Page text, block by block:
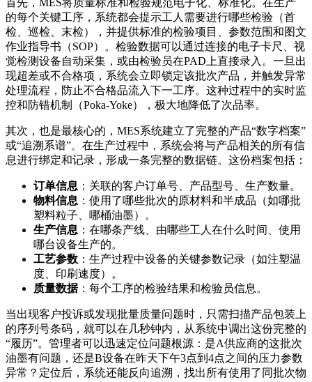
的每个关键工序，系统都会提示工人需要进行哪些检验（首
检、巡检、末检），并提供标准的检验项目、参数范围和图文
作业指导书（SOP）。检验数据可以通过连接的电子卡尺、视
觉检测设备自动采集，或由检验员在PAD上直接录入。一旦出
现超差或不合格项，系统会立即锁定该批次产品，并触发异常
处理流程，防止不合格品流入下一工序。这种过程中的实时监
控和防错机制（Poka-Yoke），极大地降低了次品率。
其次，也是最核心的，MES系统建立了完整的产品“数字档案”
或“追溯系谱”。在生产过程中，系统会将与产品相关的所有信
息进行绑定和记录，形成一条完整的数据链。这份档案包括：
订单信息 ：关联的客户订单号、产品型号、生产数量。
物料信息 ：使用了哪些批次的原材料和半成品（如哪批
塑料粒子、哪桶油墨）。
生产信息 ：在哪条产线、由哪些工人在什么时间、使用
哪台设备生产的。
工艺参数 ：生产过程中设备的关键参数记录（如注塑温
度、印刷速度）。
质量数据：每个工序的检验结果和检验员信息。
当出现客户投诉或发现批量质量问题时，只需扫描产品包装上
的序列号条码，就可以在几秒钟内，从系统中调出这份完整的
“履历”。管理者可以迅速定位问题根源：是A供应商的这批次
油墨有问题，还是B设备在昨天下午3点到4点之间的压力参数
异常？定位后，系统还能反向追溯，找出所有使用了同批次物